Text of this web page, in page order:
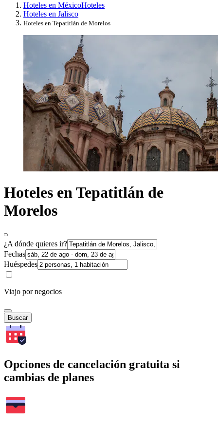
Hoteles en MéxicoHoteles
Hoteles en Jalisco
Hoteles en Tepatitlán de Morelos
Hoteles en Tepatitlán de
Morelos
¿A dónde quieres ir?
Fechas
Huéspedes
Viajo por negocios
Buscar
Opciones de cancelación gratuita si
cambias de planes